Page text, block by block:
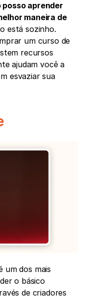
posso aprender
maneira de
está sozinho.
um curso de
recursos
esvaziar sua
um dos mais
o básico
de criadores